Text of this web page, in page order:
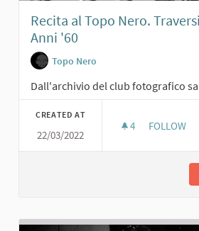
Recita al Topo Nero.
Anni '60
Topo Nero
Dall'archivio del club fotografico
CREATED AT
22/03/2022
4 4 FOLLOWERS
FOLLOW